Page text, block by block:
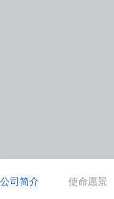
公司简介 使命愿景